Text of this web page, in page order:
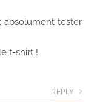
absolument tester
t-shirt !
REPLY